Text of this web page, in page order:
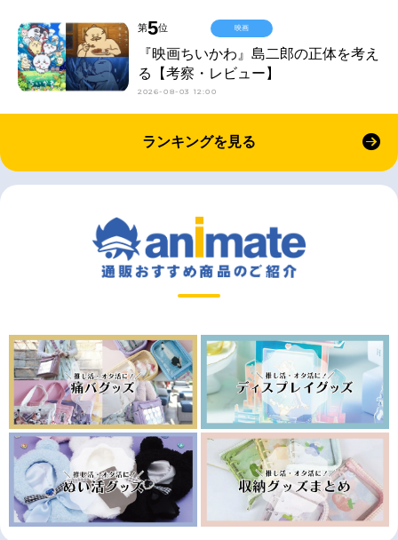
第5位
『映画ちいかわ』島二郎の正体を考え
る【考察・レビュー】
2026-08-03 12:00
映画
ランキングを見る